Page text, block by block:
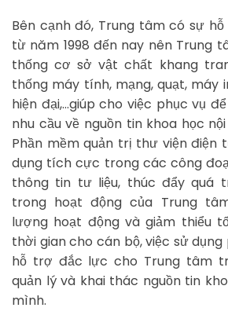
Bên cạnh đó, Trung tâm có sự
từ năm 1998 đến nay nên Trung
thống cơ sở vật chất khang
thống máy tính, mạng, quạt, máy
hiện đại,…giúp cho việc phục vụ
nhu cầu về nguồn tin khoa học
Phần mềm quản trị thư viện điện
dụng tích cực trong các công
thông tin tư liệu, thúc đẩy quá
trong hoạt động của Trung
lượng hoạt động và giảm thiểu
thời gian cho cán bộ, việc sử
hỗ trợ đắc lực cho Trung tâm
quản lý và khai thác nguồn tin
mình.